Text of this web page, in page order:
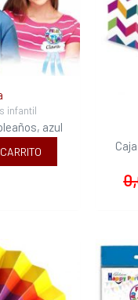
infantil
azul